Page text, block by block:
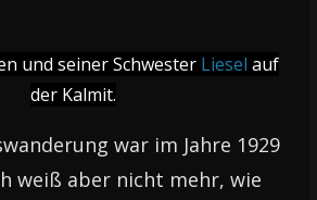
und seiner Schwester Liesel auf
der Kalmit.
war im Jahre 1929
weiß aber nicht mehr, wie